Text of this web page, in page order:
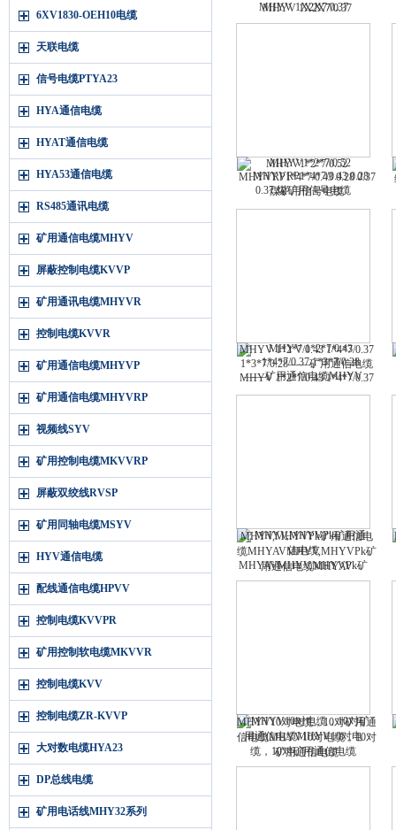
6XV1830-OEH10电缆
天联电缆
信号电缆PTYA23
HYA通信电缆
HYAT通信电缆
HYA53通信电缆
RS485通讯电缆
矿用通信电缆MHYV
屏蔽控制电缆KVVP
矿用通讯电缆MHYVR
控制电缆KVVR
矿用通信电缆MHYVP
矿用通信电缆MHYVRP
视频线SYV
矿用控制电缆MKVVRP
屏蔽双绞线RVSP
矿用同轴电缆MSYV
HYV通信电缆
配线通信电缆HPVV
控制电缆KVVPR
矿用控制软电缆MKVVR
控制电缆KVV
控制电缆ZR-KVVP
大对数电缆HYA23
DP总线电缆
矿用电话线MHY32系列
MHYV 1X2X7/0.37
MHYV1*2*7/0.52
MHYVRP1*4*7/0.43 0.28 0.37
煤矿用信号电缆
MHYV 1*2*7/0.43 1*4*7/0.37
1*3*7/0.28——矿用通信电缆
MHYV 1*2*7/0.43 1*4*7/0.37
1*3*7/0.28——矿用通信电缆
MHYV,MHYVPk矿用通信电
缆MHYAVMHYV,MHYVPk矿
用通信电缆MHYAV
MHYV10对电缆，10对矿用通
信电缆MHYV10对电缆，10对
矿用通信电缆